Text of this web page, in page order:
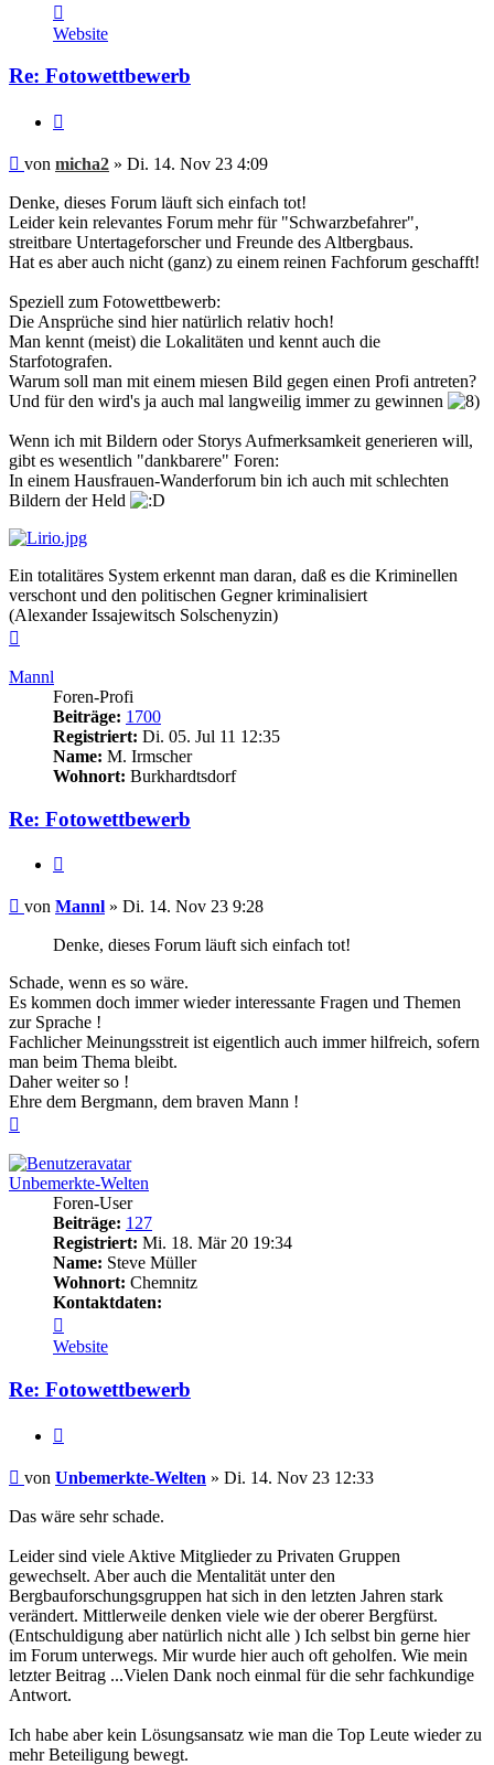
von
micha2
Website
Re: Fotowettbewerb
Beitrag
von micha2 » Di. 14. Nov 23 4:09
Denke, dieses Forum läuft sich einfach tot!
Leider kein relevantes Forum mehr für "Schwarzbefahrer",
streitbare Untertageforscher und Freunde des Altbergbaus.
Hat es aber auch nicht (ganz) zu einem reinen Fachforum geschafft!
Speziell zum Fotowettbewerb:
Die Ansprüche sind hier natürlich relativ hoch!
Man kennt (meist) die Lokalitäten und kennt auch die
Starfotografen.
Warum soll man mit einem miesen Bild gegen einen Profi antreten?
Und für den wird's ja auch mal langweilig immer zu gewinnen
Wenn ich mit Bildern oder Storys Aufmerksamkeit generieren will,
gibt es wesentlich "dankbarere" Foren:
In einem Hausfrauen-Wanderforum bin ich auch mit schlechten
Bildern der Held
Ein totalitäres System erkennt man daran, daß es die Kriminellen
verschont und den politischen Gegner kriminalisiert
(Alexander Issajewitsch Solschenyzin)
Mannl
Foren-Profi
Beiträge: 1700
Registriert: Di. 05. Jul 11 12:35
Name: M. Irmscher
Wohnort: Burkhardtsdorf
Re: Fotowettbewerb
Beitrag
von Mannl » Di. 14. Nov 23 9:28
Denke, dieses Forum läuft sich einfach tot!
Schade, wenn es so wäre.
Es kommen doch immer wieder interessante Fragen und Themen
zur Sprache !
Fachlicher Meinungsstreit ist eigentlich auch immer hilfreich, sofern
man beim Thema bleibt.
Daher weiter so !
Ehre dem Bergmann, dem braven Mann !
Unbemerkte-Welten
Foren-User
Beiträge: 127
Registriert: Mi. 18. Mär 20 19:34
Name: Steve Müller
Wohnort: Chemnitz
Kontaktdaten:
von
Unbemerkte-
Welten
Website
Re: Fotowettbewerb
Beitrag
von Unbemerkte-Welten » Di. 14. Nov 23 12:33
Das wäre sehr schade.
Leider sind viele Aktive Mitglieder zu Privaten Gruppen
gewechselt. Aber auch die Mentalität unter den
Bergbauforschungsgruppen hat sich in den letzten Jahren stark
verändert. Mittlerweile denken viele wie der oberer Bergfürst.
(Entschuldigung aber natürlich nicht alle ) Ich selbst bin gerne hier
im Forum unterwegs. Mir wurde hier auch oft geholfen. Wie mein
letzter Beitrag ...Vielen Dank noch einmal für die sehr fachkundige
Antwort.
Ich habe aber kein Lösungsansatz wie man die Top Leute wieder zu
mehr Beteiligung bewegt.